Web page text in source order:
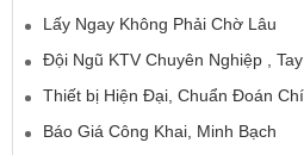
Lấy Ngay Không Phải Chờ Lâu
Đội Ngũ KTV Chuyên Nghiệp ,
Thiết bị Hiện Đại, Chuẩn Đoán
Báo Giá Công Khai, Minh Bạch